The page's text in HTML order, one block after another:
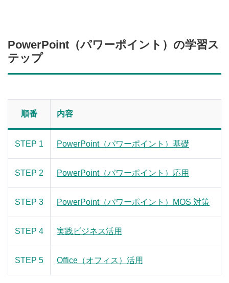
PowerPoint（パワーポイント）の学習ス
テップ
順番 内容
STEP 1 PowerPoint（パワーポイント）基礎
STEP 2 PowerPoint（パワーポイント）応用
STEP 3 PowerPoint（パワーポイント）MOS 対策
STEP 4 実践ビジネス活用
STEP 5 Office（オフィス）活用